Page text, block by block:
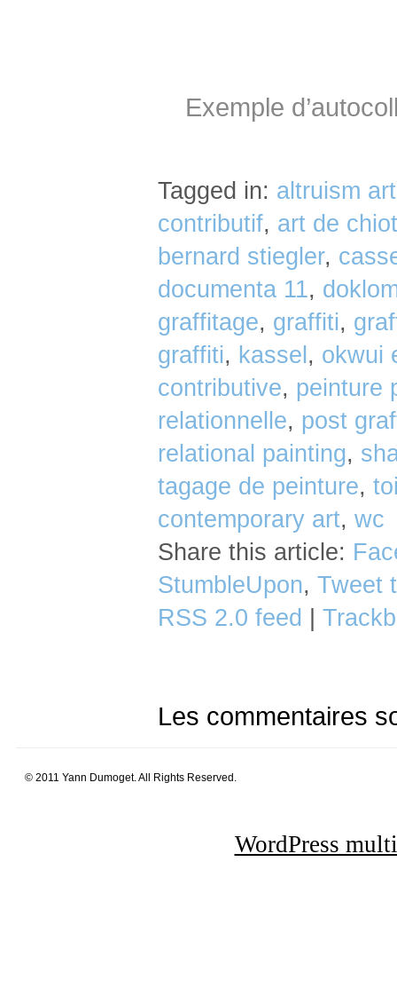
Exemple
Tagged in: altruism art
contributif, art de
bernard stiegler,
documenta 11,
graffitage, graffiti,
graffiti, kassel , okwui
contributive, peinture
relationnelle, post
relational painting,
tagage de peinture,
contemporary art, wc
Share this article:
StumbleUpon, Tweet
RSS 2.0 feed
Les commentaires
© 2011 Yann Dumoget. All Rights Reserved.
WordPress